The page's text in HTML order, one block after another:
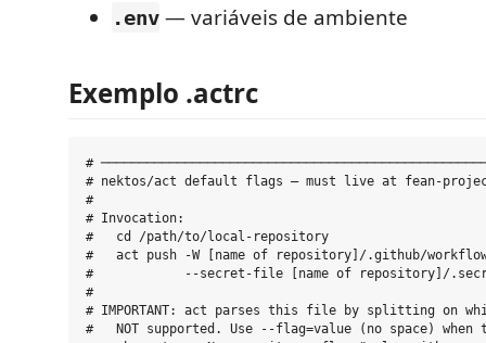
.env — variáveis de ambiente
Exemplo .actrc
#
# nektos/act default flags — must live at fean-
#
# Invocation:
#   cd /path/to/local-repository
#   act push -W [name of repository]/.github/
#            --secret-file [name of repository]/
#
# IMPORTANT: act parses this file by splitting on
#   NOT supported. Use --flag=value (no space)